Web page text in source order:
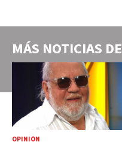
MÁS NOTICIAS DE
OPINIÓN